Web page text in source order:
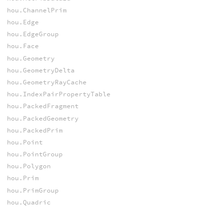
hou.ChannelPrim
hou.Edge
hou.EdgeGroup
hou.Face
hou.Geometry
hou.GeometryDelta
hou.GeometryRayCache
hou.IndexPairPropertyTable
hou.PackedFragment
hou.PackedGeometry
hou.PackedPrim
hou.Point
hou.PointGroup
hou.Polygon
hou.Prim
hou.PrimGroup
hou.Quadric